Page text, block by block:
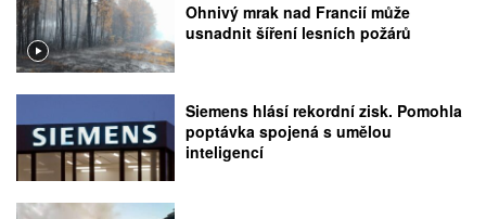
Ohnivý mrak nad Francií může
usnadnit šíření lesních požárů
Siemens hlásí rekordní zisk. Pomohla
poptávka spojená s umělou
inteligencí